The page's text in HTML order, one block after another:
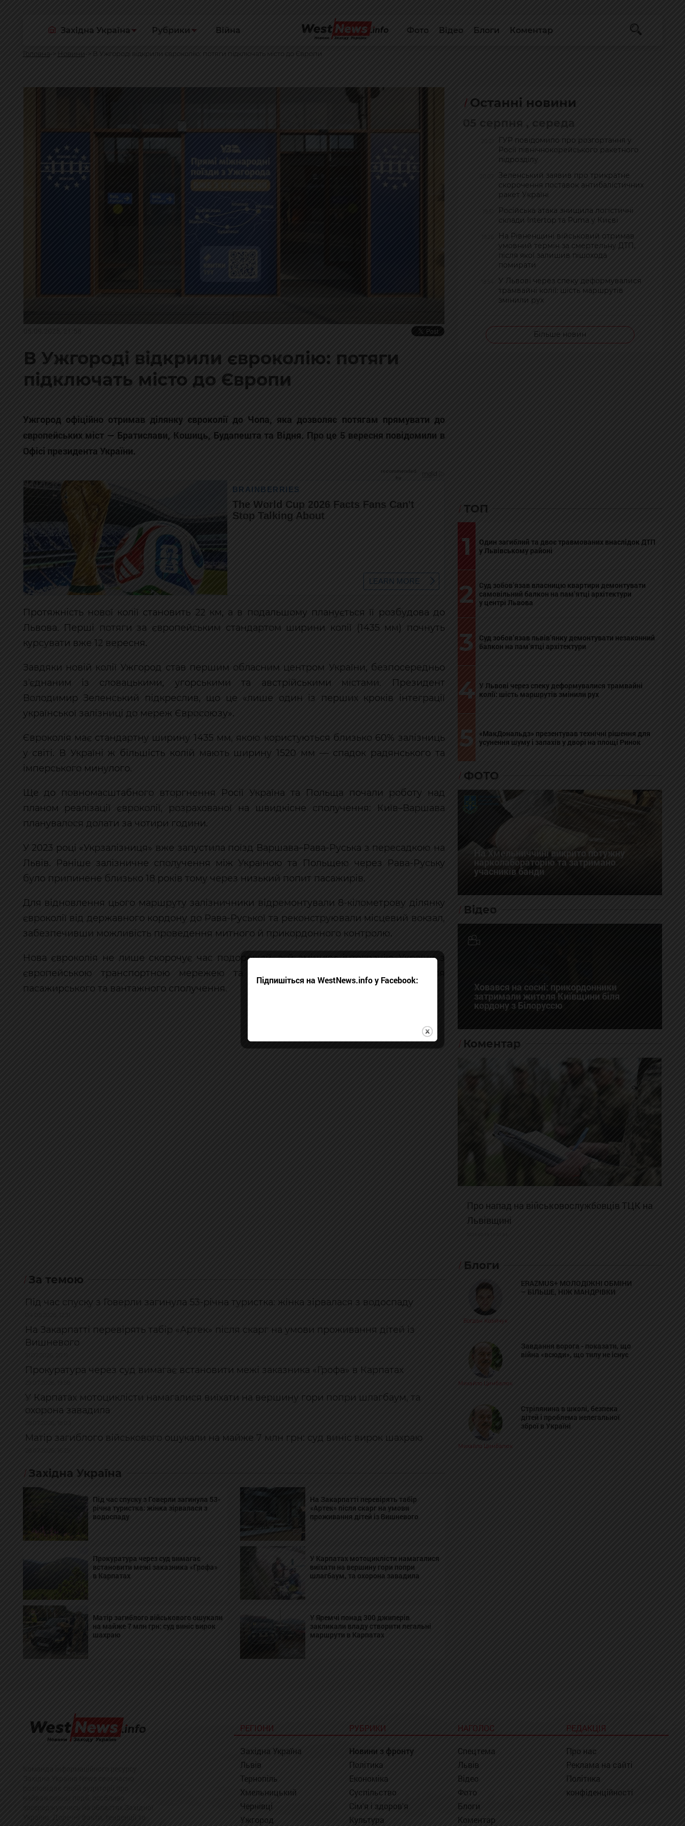
Західна Україна Рубрики Війна Фото Відео Блоги Коментар
Головна Новини В Ужгороді відкрили євроколію: потяги підключать місто до Європи
В Ужгороді відкрили євроколію: потяги
підключать місто до Європи
Ужгород офіційно отримав ділянку євроколії до Чопа, яка дозволяє потягам прямувати до
європейських міст — Братислави, Кошиць, Будапешта та Відня. Про це 5 вересня повідомили в
Офісі президента України.
Протяжність нової колії становить 22 км, а в подальшому планується її розбудова до
Львова. Перші потяги за європейським стандартом ширини колії (1435 мм) почнуть
курсувати вже 12 вересня.
Завдяки новій колії Ужгород став першим обласним центром України, безпосередньо
з’єднаним із словацькими, угорськими та австрійськими містами. Президент
Володимир Зеленський підкреслив, що це «лише один із перших кроків інтеграції
української залізниці до мереж Євросоюзу».
Євроколія має стандартну ширину 1435 мм, якою користуються близько 60% залізниць
у світі. В Україні ж більшість колій мають ширину 1520 мм — спадок радянського та
імперського минулого.
Ще до повномасштабного вторгнення Росії Україна та Польща почали роботу над
планом реалізації євроколії, розрахованої на швидкісне сполучення: Київ–Варшава
планувалося долати за чотири години.
У 2023 році «Укрзалізниця» вже запустила поїзд Варшава–Рава-Руська з пересадкою на
Львів. Раніше залізничне сполучення між Україною та Польщею через Рава-Руську
було припинене близько 18 років тому через низький попит пасажирів.
Для відновлення цього маршруту залізничники відремонтували 8-кілометрову ділянку
євроколії від державного кордону до Рава-Руської та реконструювали місцевий вокзал,
забезпечивши можливість проведення митного й прикордонного контролю.
Нова євроколія не лише скорочує час подорожей, а й зміцнює інтеграцію України з
європейською транспортною мережею та відкриває додаткові можливості для
пасажирського та вантажного сполучення.
За темою
Під час спуску з Говерли загинула 53-річна туристка: жінка зірвалася з водоспаду
На Закарпатті перевірять табір «Артек» після скарг на умови проживання дітей із
Вишневого
Прокуратура через суд вимагає встановити межі заказника «Грофа» в Карпатах
У Карпатах мотоциклісти намагалися виїхати на вершину гори попри шлагбаум, та
охорона завадила
Матір загиблого військового ошукали на майже 7 млн грн: суд виніс вирок шахраю
Західна Україна
Під час спуску з Говерли загинула 53-
річна туристка: жінка зірвалася з
водоспаду
На Закарпатті перевірять табір
«Артек» після скарг на умови
проживання дітей із Вишневого
Прокуратура через суд вимагає
встановити межі заказника «Грофа»
в Карпатах
У Карпатах мотоциклісти намагалися
виїхати на вершину гори попри
шлагбаум, та охорона завадила
Матір загиблого військового ошукали
на майже 7 млн грн: суд виніс вирок
шахраю
У Яремчі понад 300 джиперів
закликали владу створити легальні
маршрути в Карпатах
Останні новини
05 серпня , середа
ГУР повідомило про розгортання у
Росії північнокорейського ракетного
підрозділу
Зеленський заявив про трикратне
скорочення поставок антибалістичних
ракет Україні
Російська атака знищила логістичні
склади Intertop та Puma у Києві
На Рівненщині військовий отримав
умовний термін за смертельну ДТП,
після якої залишив пішохода
помирати
У Львові через спеку деформувалися
трамвайні колії: шість маршрутів
змінили рух
Більше новин
ТОП
1
Один загиблий та двоє травмованих внаслідок ДТП
у Львівському районі
2
Суд зобов’язав власницю квартири демонтувати
самовільний балкон на пам’ятці архітектури
у центрі Львова
3
Суд зобов’язав львів’янку демонтувати незаконний
балкон на пам’ятці архітектури
4 У Львові через спеку деформувалися трамвайні
колії: шість маршрутів змінили рух
5
«МакДональдз» презентував технічні рішення для
усунення шуму і запахів у дворі на площі Ринок
ФОТО
На Хмельниччині викрито потужну
нарколабораторію та затримано
учасників банди
Відео
Ховався на сосні: прикордонники
затримали жителя Київщини біля
кордону з Білоруссю
Коментар
Про напад на військовослужбовців ТЦК на
Львівщині
Блоги
Богдан Козійчук
ERAZMUS+ МОЛОДІЖНІ ОБМІНИ
– БІЛЬШЕ, НІЖ МАНДРІВКИ
Михайло Цимбалюк
Завдання ворога - показати, що
війна «всюди», що тилу не існує
Михайло Цимбалюк
Стрілянина в школі, безпека
дітей і проблема нелегальної
зброї в Україні
РЕГІОНИ
Західна Україна
Львів
Тернопіль
Хмельницький
Чернівці
Ужгород
РУБРИКИ
Новини з фронту
Політика
Економіка
Суспільство
Сім'я і здоров'я
Культура
НАГОЛОС
Спецтема
Львів
Відео
Фото
Блоги
Коментар
РЕДАКЦІЯ
Про нас
Реклама на сайті
Політика
конфіденційності
Підпишіться на WestNews.info у Facebook: